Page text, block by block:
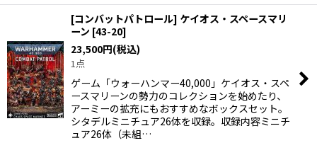
[コンバットパトロール] ケイオス・スペースマリ
ーン [43-20]
23,500円(税込)
1点
ゲーム「ウォーハンマー40,000」ケイオス・スペ
ースマリーンの勢力のコレクションを始めたり、
アーミーの拡充にもおすすめなボックスセット。
シタデルミニチュア26体を収録。収録内容ミニチ
ュア26体（未組…